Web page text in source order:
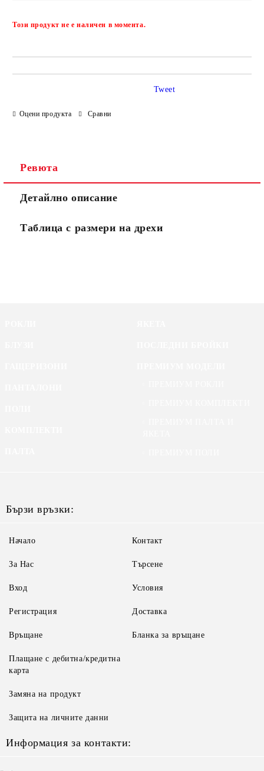
Този продукт не е наличен в момента.
Оцени продукта Сравни
Tweet
Ревюта
Детайлно описание
Таблица с размери на дрехи
Бързи връзки:
Начало
За Нас
Вход
Регистрация
Контакт
Търсене
Условия
Доставка
Връщане
Плащане с дебитна/кредитна
карта
Замяна на продукт
Защита на личните данни
Бланка за връщане
Информация за контакти: